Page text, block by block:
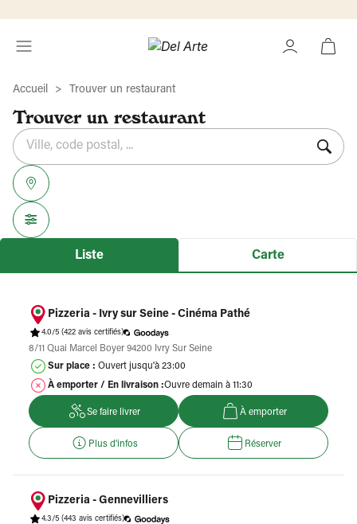
Accueil Trouver un restaurant
Trouver un restaurant
Rechercher
établissement
Veuillez
renseigner
une
adresse
{{count}}
résultat(s)
trouvé(s)
Liste Carte
Pizzeria - Ivry sur Seine - Cinéma Pathé
4.0/5 (422 avis certifiés)
8/11 Quai Marcel Boyer 94200 Ivry Sur Seine
Sur place : Ouvert jusqu'à 23:00
À emporter / En livraison :Ouvre demain à 11:30
Se faire livrer À emporter
Plus d'infos Réserver
Pizzeria - Gennevilliers
4.3/5 (443 avis certifiés)